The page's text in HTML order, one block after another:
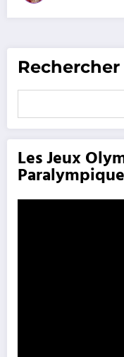
Rechercher
Les Jeux